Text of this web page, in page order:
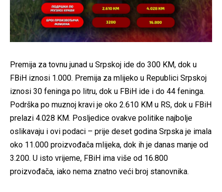
Premija za tovnu junad u Srpskoj ide do 300 KM, dok u
FBiH iznosi 1.000. Premija za mlijeko u Republici Srpskoj
iznosi 30 feninga po litru, dok u FBiH ide i do 44 feninga.
Podrška po muznoj kravi je oko 2.610 KM u RS, dok u FBiH
prelazi 4.028 KM. Posljedice ovakve politike najbolje
oslikavaju i ovi podaci – prije deset godina Srpska je imala
oko 11.000 proizvođača mlijeka, dok ih je danas manje od
3.200. U isto vrijeme, FBiH ima više od 16.800
proizvođača, iako nema znatno veći broj stanovnika.